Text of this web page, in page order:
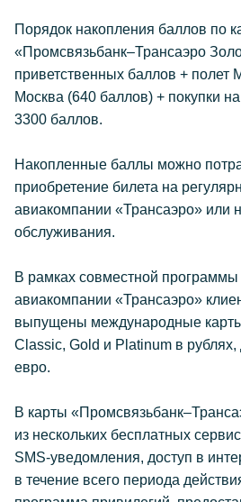
Порядок накопления баллов по
«Промсвязьбанк–Трансаэро
приветственных баллов + полет
Москва (640 баллов) + покупки
3300 баллов.
Накопленные баллы можно
приобретение билета на
авиакомпании «Трансаэро» или
обслуживания.
В рамках совместной
авиакомпании «Трансаэро»
выпущены международные карты
Classic, Gold и Platinum в
евро.
В карты
из нескольких бесплатных
SMS-уведомления, доступ в
в течение всего периода